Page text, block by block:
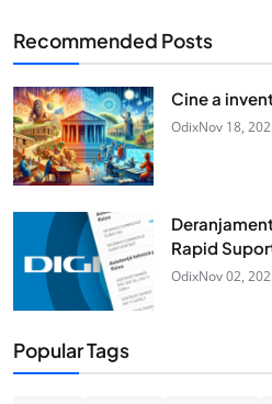
Recommended Posts
Cine a
OdixNov 18,
Rapid
OdixNov 02,
Popular Tags